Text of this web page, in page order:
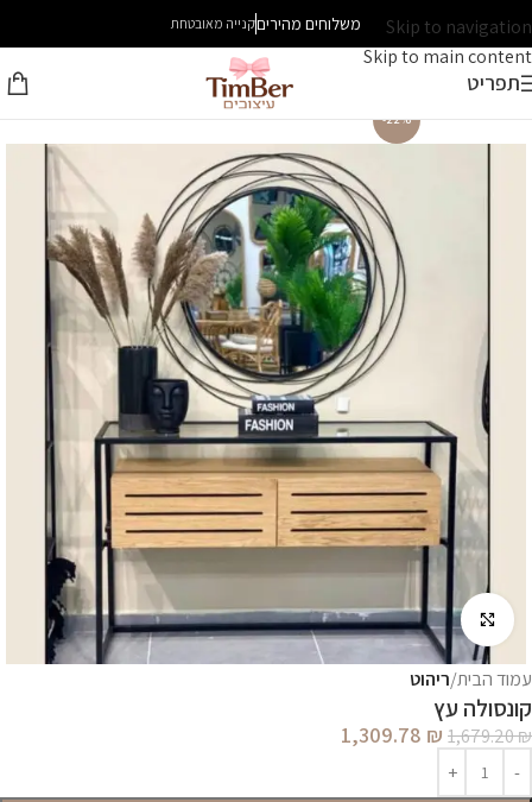
Skip to navigation
Skip to main content
משלוחים מהיריםקנייה מאובטחת
תפריט
עמוד הבית ריהוט
קונסולה עץ
1,679.20₪
1,309.78 ₪
-22%
לחץ להגדלה